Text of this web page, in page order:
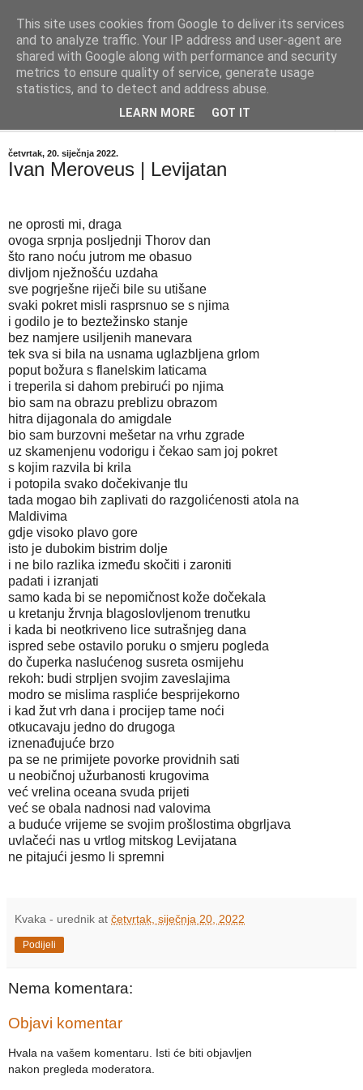
"Kvaka"
Časopis za književnost ISSN 2459-5632
četvrtak, 20. siječnja 2022.
Ivan Meroveus | Levijatan
ne oprosti mi, draga
ovoga srpnja posljednji Thorov dan
što rano noću jutrom me obasuo
divljom nježnošću uzdaha
sve pogrješne riječi bile su utišane
svaki pokret misli rasprsnuo se s njima
i godilo je to beztežinsko stanje
bez namjere usiljenih manevara
tek sva si bila na usnama uglazbljena grlom
poput božura s flanelskim laticama
i treperila si dahom prebirući po njima
bio sam na obrazu preblizu obrazom
hitra dijagonala do amigdale
bio sam burzovni mešetar na vrhu zgrade
uz skamenjenu vodorigu i čekao sam joj pokret
s kojim razvila bi krila
i potopila svako dočekivanje tlu
tada mogao bih zaplivati do razgolićenosti atola na
Maldivima
gdje visoko plavo gore
isto je dubokim bistrim dolje
i ne bilo razlika između skočiti i zaroniti
padati i izranjati
samo kada bi se nepomičnost kože dočekala
u kretanju žrvnja blagoslovljenom trenutku
i kada bi neotkriveno lice sutrašnjeg dana
ispred sebe ostavilo poruku o smjeru pogleda
do čuperka naslućenog susreta osmijehu
rekoh: budi strpljen svojim zaveslajima
modro se mislima raspliće besprijekorno
i kad žut vrh dana i procijep tame noći
otkucavaju jedno do drugoga
iznenađujuće brzo
pa se ne primijete povorke providnih sati
u neobičnoj užurbanosti krugovima
već vrelina oceana svuda prijeti
već se obala nadnosi nad valovima
a buduće vrijeme se svojim prošlostima obgrljava
uvlačeći nas u vrtlog mitskog Levijatana
ne pitajući jesmo li spremni
Kvaka - urednik at četvrtak, siječnja 20, 2022
Podijeli
Nema komentara:
Objavi komentar
Hvala na vašem komentaru. Isti će biti objavljen
nakon pregleda moderatora.
This site uses cookies from Google to deliver its services
and to analyze traffic. Your IP address and user-agent are
shared with Google along with performance and security
metrics to ensure quality of service, generate usage
statistics, and to detect and address abuse.
LEARN MORE GOT IT